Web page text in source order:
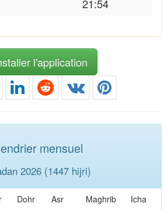
21:54
l'application
mensuel
2026 (1447 hijri)
Dohr Asr
Maghrib
Icha